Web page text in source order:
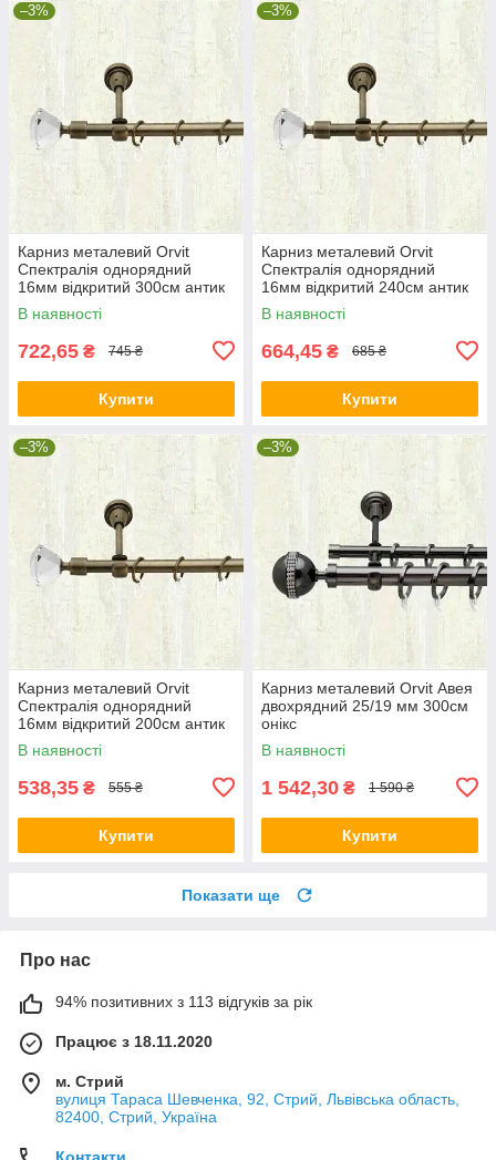
–3%
Карниз металевий Orvit
Спектралія однорядний
16мм відкритий 300см антик
В наявності
722,65 ₴ 745 ₴
Купити
–3%
Карниз металевий Orvit
Спектралія однорядний
16мм відкритий 240см антик
В наявності
664,45 ₴ 685 ₴
Купити
–3%
Карниз металевий Orvit
Спектралія однорядний
16мм відкритий 200см антик
В наявності
538,35 ₴ 555 ₴
Купити
–3%
Карниз металевий Orvit Авея
двохрядний 25/19 мм 300см
онікс
В наявності
1 542,30 ₴ 1 590 ₴
Купити
Показати ще
Про нас
94% позитивних з 113 відгуків за рік
Працює з 18.11.2020
м. Стрий
вулиця Тараса Шевченка, 92, Стрий, Львівська область,
82400, Стрий, Україна